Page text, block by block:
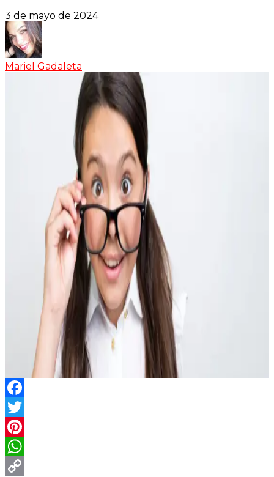
3 de mayo de 2024
Mariel Gadaleta
Facebook
Twitter
Pinterest
WhatsApp